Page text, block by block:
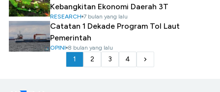
Kebangkitan Ekonomi Daerah 3T
RESEARCH 7 bulan yang lalu
Catatan 1 Dekade Program Tol Laut
Pemerintah
OPINI 8 bulan yang lalu
1 2 3 4